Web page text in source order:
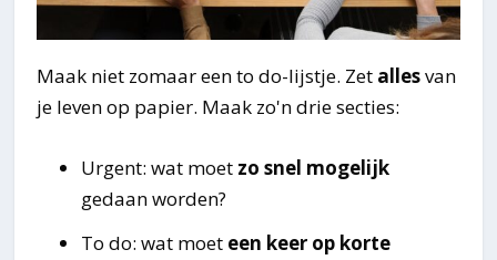
Maak niet zomaar een to do-lijstje. Zet allesvan
je leven op papier. Maak zo'n drie secties:
Urgent: wat moet zo snel mogelijk
gedaan worden?
To do: wat moet een keer op korte